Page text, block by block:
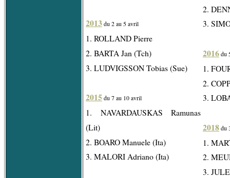
2013 du 2 au 5 avril
1. ROLLAND Pierre
2. BARTA Jan (Tch)
3. LUDVIGSSON Tobias (Sue)
2015 du 7 au 10 avril
1. NAVARDAUSKAS Ramunas
(Lit)
2. BOARO Manuele (Ita)
3. MALORI Adriano (Ita)
2.
3.
2016 du
1.
2.
3.
2018 du
1.
2.
3.